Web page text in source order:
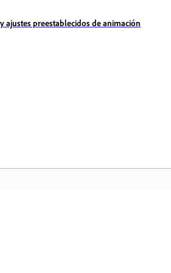
ajustes preestablecidos de animación